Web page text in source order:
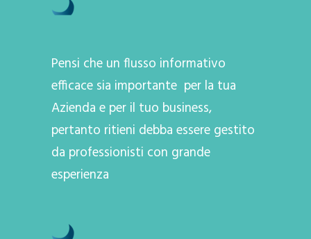
Pensi che un flusso informativo
efficace sia importante per la tua
Azienda e per il tuo business,
pertanto ritieni debba essere gestito
da professionisti con grande
esperienza